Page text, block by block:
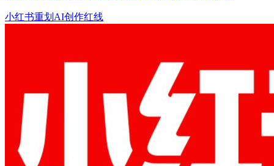
小红书重划AI创作红线